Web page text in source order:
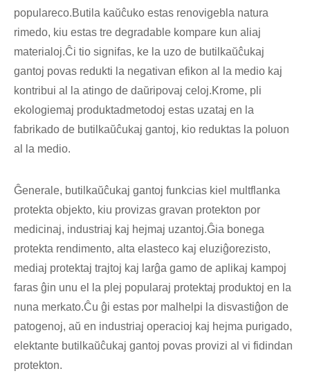
populareco.Butila kaŭĉuko estas renovigebla natura
rimedo, kiu estas tre degradable kompare kun aliaj
materialoj.Ĉi tio signifas, ke la uzo de butilkaŭĉukaj
gantoj povas redukti la negativan efikon al la medio kaj
kontribui al la atingo de daŭripovaj celoj.Krome, pli
ekologiemaj produktadmetodoj estas uzataj en la
fabrikado de butilkaŭĉukaj gantoj, kio reduktas la poluon
al la medio.
Ĝenerale, butilkaŭĉukaj gantoj funkcias kiel multflanka
protekta objekto, kiu provizas gravan protekton por
medicinaj, industriaj kaj hejmaj uzantoj.Ĝia bonega
protekta rendimento, alta elasteco kaj eluziĝorezisto,
mediaj protektaj trajtoj kaj larĝa gamo de aplikaj kampoj
faras ĝin unu el la plej popularaj protektaj produktoj en la
nuna merkato.Ĉu ĝi estas por malhelpi la disvastiĝon de
patogenoj, aŭ en industriaj operacioj kaj hejma purigado,
elektante butilkaŭĉukaj gantoj povas provizi al vi fidindan
protekton.